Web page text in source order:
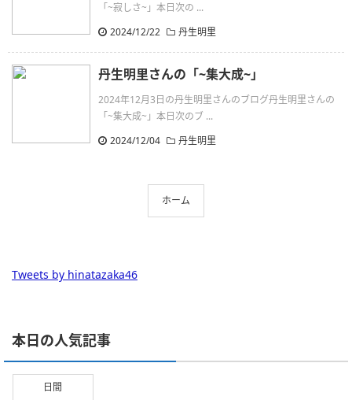
「~寂しさ~」本日次の ...
2024/12/22
丹生明里
丹生明里さんの「~集大成~」
2024年12月3日の丹生明里さんのブログ丹生明里さんの
「~集大成~」本日次のブ ...
2024/12/04
丹生明里
ホーム
Tweets by hinatazaka46
本日の人気記事
日間